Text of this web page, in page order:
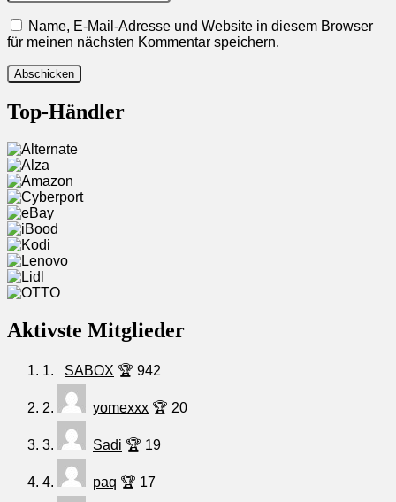
Name, E-Mail-Adresse und Website in diesem Browser
für meinen nächsten Kommentar speichern.
Top-Händler
Aktivste Mitglieder
1. SABOX 🏆 942
2. yomexxx 🏆 20
3. Sadi 🏆 19
4. paq 🏆 17